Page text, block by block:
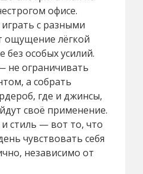
офисе.
с разными
ощущение лёгкой
без особых усилий.
ограничивать
а собрать
где и джинсы,
своё применение.
стиль — вот то, что
чувствовать себя
независимо от